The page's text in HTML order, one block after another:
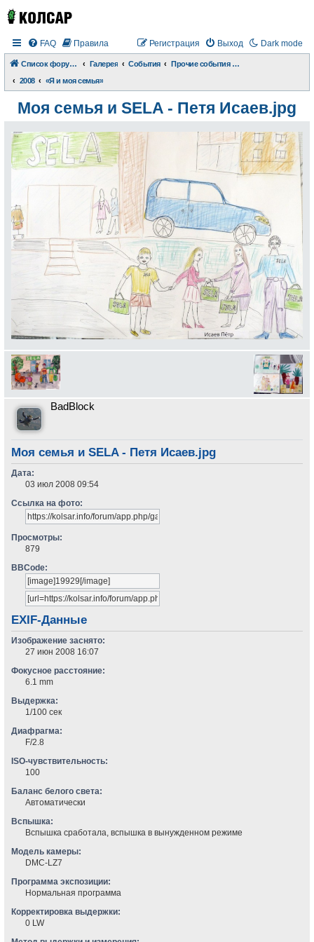
Dark mode
FAQ Правила Выход
Регистрация
Список форумов Галерея События
Прочие события и происшествия
2008
«Я и моя семья»
Моя семья и SELA - Петя Исаев.jpg
BadBlock
Моя семья и SELA - Петя Исаев.jpg
Дата:
03 июл 2008 09:54
Ссылка на фото:
Просмотры:
879
BBCode:
EXIF-Данные
Изображение заснято:
27 июн 2008 16:07
Фокусное расстояние:
6.1 mm
Выдержка:
1/100 сек
Диафрагма:
F/2.8
ISO-чувствительность:
100
Баланс белого света:
Автоматически
Вспышка:
Вспышка сработала, вспышка в вынужденном режиме
Модель камеры:
DMC-LZ7
Программа экспозиции:
Нормальная программа
Корректировка выдержки:
0 LW